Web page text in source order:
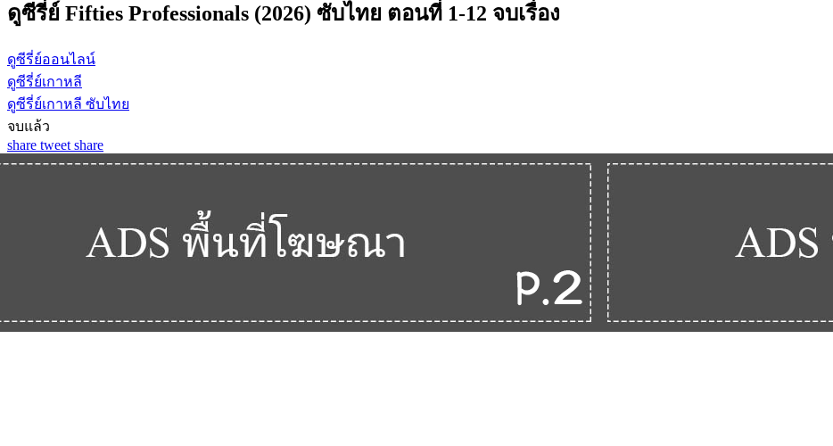
ดูซีรี่ย์ Fifties Professionals (2026) ซับไทย ตอนที่ 1-12 จบเรื่อง
ดูซีรี่ย์ออนไลน์
ดูซีรี่ย์เกาหลี
ดูซีรี่ย์เกาหลี ซับไทย
จบแล้ว
share tweet share